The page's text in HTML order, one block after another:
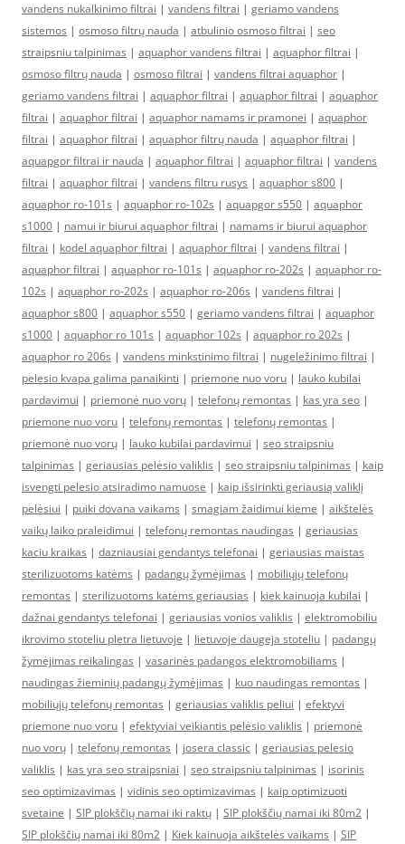
vandens nukalkinimo filtrai | vandens filtrai | geriamo vandens
sistemos | osmoso filtrų nauda | atbulinio osmoso filtrai | seo
straipsniu talpinimas | aquaphor vandens filtrai | aquaphor filtrai |
osmoso filtrų nauda | osmoso filtrai | vandens filtrai aquaphor |
geriamo vandens filtrai | aquaphor filtrai | aquaphor filtrai | aquaphor
filtrai | aquaphor filtrai | aquaphor namams ir pramonei | aquaphor
filtrai | aquaphor filtrai | aquaphor filtrų nauda | aquaphor filtrai |
aquapgor filtrai ir nauda | aquaphor filtrai | aquaphor filtrai | vandens
filtrai | aquaphor filtrai | vandens filtru rusys | aquaphor s800 |
aquaphor ro-101s | aquaphor ro-102s | aquapgor s550 | aquaphor
s1000 | namui ir biurui aquaphor filtrai | namams ir biurui aquaphor
filtrai | kodel aquaphor filtrai | aquaphor filtrai | vandens filtrai |
aquaphor filtrai | aquaphor ro-101s | aquaphor ro-202s | aquaphor ro-
102s | aquaphor ro-202s | aquaphor ro-206s | vandens filtrai |
aquaphor s800 | aquaphor s550 | geriamo vandens filtrai | aquaphor
s1000 | aquaphor ro 101s | aquaphor 102s | aquaphor ro 202s |
aquaphor ro 206s | vandens minkstinimo filtrai | nugeležinimo filtrai |
pelesio kvapa galima panaikinti | priemone nuo voru | lauko kubilai
pardavimui | priemonė nuo vorų | telefonų remontas | kas yra seo |
priemone nuo voru | telefonų remontas | telefonų remontas |
priemonė nuo vorų | lauko kubilai pardavimui | seo straipsniu
talpinimas | geriausias pelėsio valiklis | seo straipsniu talpinimas | kaip
isvengti pelesio atsiradimo namuose | kaip išsirinkti geriausią valiklį
pelėsiui | puiki dovana vaikams | smagiam žaidimui kieme | aikštelės
vaikų laiko praleidimui | telefonų remontas naudingas | geriausias
kaciu kraikas | dazniausiai gendantys telefonai | geriausias maistas
sterilizuotoms katėms | padangų žymėjimas | mobiliųjų telefonų
remontas | sterilizuotoms katėms geriausias | kiek kainuoja kubilai |
dažnai gendantys telefonai | geriausias vonios valiklis | elektromobiliu
ikrovimo stoteliu pletra lietuvoje | lietuvoje daugeja stoteliu | padangų
žymėjimas reikalingas | vasarinės padangos elektromobiliams |
naudingas žieminių padangų žymėjimas | kuo naudingas remontas |
mobiliųjų telefonų remontas | geriausias valiklis peliui | efektyvi
priemone nuo voru | efektyviai veikiantis pelėsio valiklis | priemonė
nuo vorų | telefonų remontas | josera classic | geriausias pelesio
valiklis | kas yra seo straipsniai | seo straipsniu talpinimas | isorinis
seo optimizavimas | vidinis seo optimizavimas | kaip optimizuoti
svetaine | SIP plokščių namai iki raktų | SIP plokščių namai iki 80m2 |
SIP plokščių namai iki 80m2 | Kiek kainuoja aikštelės vaikams | SIP